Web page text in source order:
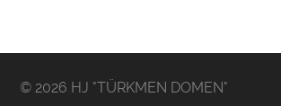
© 2026 HJ "TÜRKMEN DOMEN"